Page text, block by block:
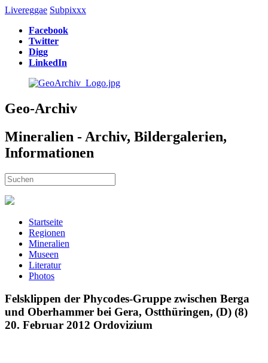
Livereggae Subpixxx
Facebook
Twitter
Digg
LinkedIn
Geo-Archiv
Mineralien - Archiv, Bildergalerien,
Informationen
Startseite
Regionen
Mineralien
Museen
Literatur
Photos
Felsklippen der Phycodes-Gruppe zwischen Berga
und Oberhammer bei Gera, Ostthüringen, (D) (8)
20. Februar 2012 Ordovizium